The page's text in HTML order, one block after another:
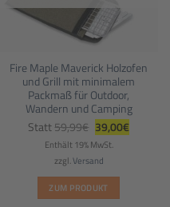
Fire Maple Maverick Holzofen
und Grill mit minimalem
Packmaß für Outdoor,
Wandern und Camping
Statt 59,99€ Ursprünglicher
Preis
war:
59,99€
39,00€Aktueller
Preis
Enthält 19% MwSt.
zzgl.Versand
ZUM PRODUKT